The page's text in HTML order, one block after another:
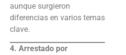
aunque surgieron
diferencias en varios temas
clave.
4. Arrestado por